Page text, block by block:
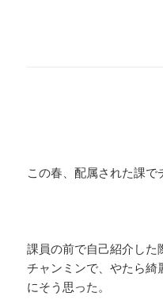
この春、配属された課で
課員の前で自己紹介し
チャンミンで、やたら綺
にそう思った。